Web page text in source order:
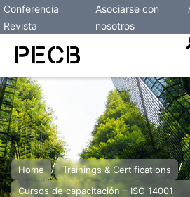
Conferencia
Revista
Asociarse con
nosotros
Home / Trainings & Certifications /
Cursos de capacitación – ISO 14001